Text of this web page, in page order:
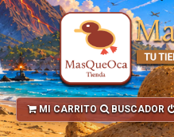
MI CARRITO BUSCADOR